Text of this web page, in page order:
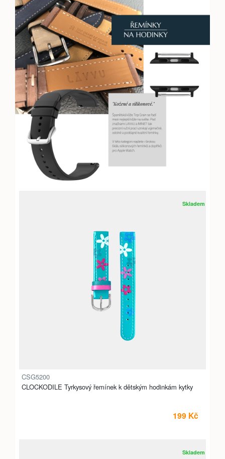
Skladem
CSG5200
CLOCKODILE Tyrkysový řemínek k dětským hodinkám kytky
199 Kč
Skladem